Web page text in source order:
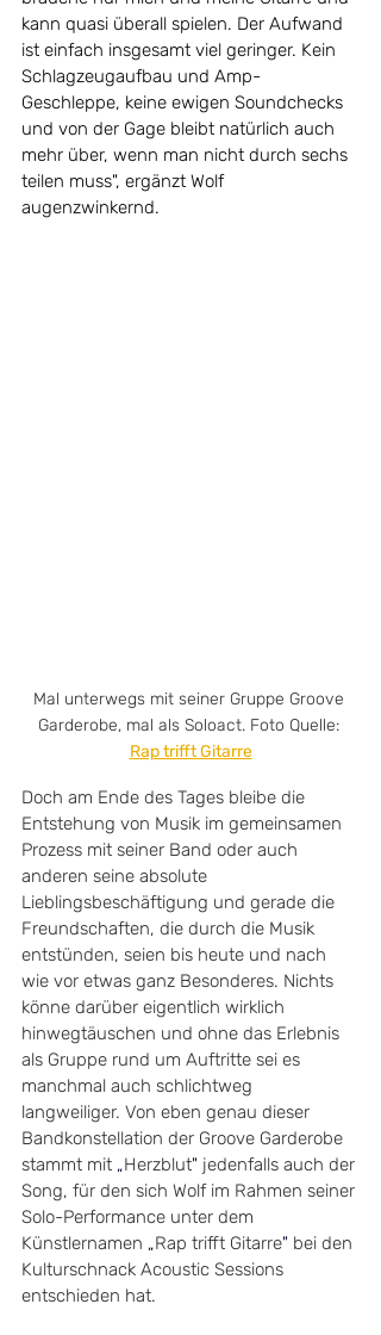
kann quasi überall spielen. Der Aufwand
ist einfach insgesamt viel geringer. Kein
Schlagzeugaufbau und Amp-
Geschleppe, keine ewigen Soundchecks
und von der Gage bleibt natürlich auch
mehr über, wenn man nicht durch sechs
teilen muss", ergänzt Wolf
augenzwinkernd.
Mal unterwegs mit seiner Gruppe Groove
Garderobe, mal als Soloact. Foto Quelle:
Rap trifft Gitarre
Doch am Ende des Tages bleibe die
Entstehung von Musik im gemeinsamen
Prozess mit seiner Band oder auch
anderen seine absolute
Lieblingsbeschäftigung und gerade die
Freundschaften, die durch die Musik
entstünden, seien bis heute und nach
wie vor etwas ganz Besonderes. Nichts
könne darüber eigentlich wirklich
hinwegtäuschen und ohne das Erlebnis
als Gruppe rund um Auftritte sei es
manchmal auch schlichtweg
langweiliger. Von eben genau dieser
Bandkonstellation der Groove Garderobe
stammt mit „Herzblut" jedenfalls auch der
Song, für den sich Wolf im Rahmen seiner
Solo-Performance unter dem
Künstlernamen „Rap trifft Gitarre" bei den
Kulturschnack Acoustic Sessions
entschieden hat.